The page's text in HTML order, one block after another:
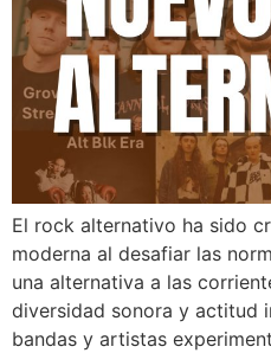
El rock alternativo ha sido
moderna al desafiar las
una alternativa a las
diversidad sonora y actitud
bandas y artistas